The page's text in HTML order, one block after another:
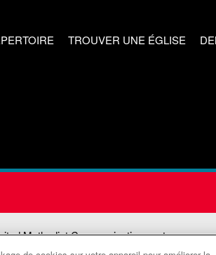
TROUVER UNE ÉGLISE
Methodist Communications est une